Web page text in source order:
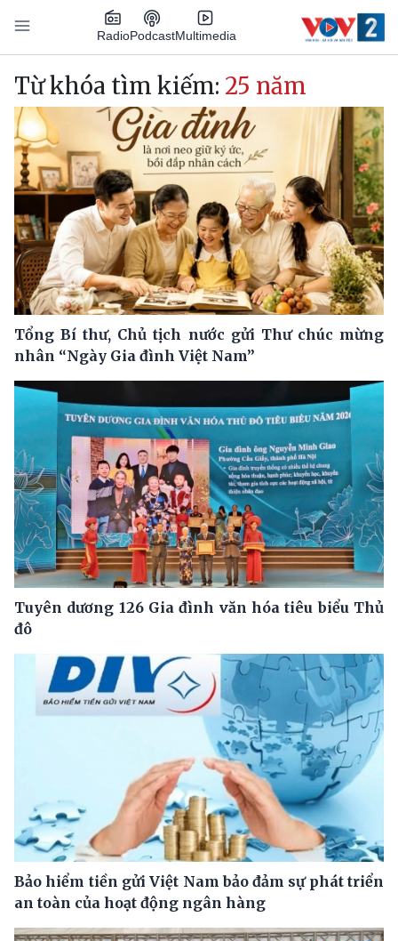
Nhảy đến nội dung
RadioPodcastMultimedia
Main navigation
Từ khóa tìm kiếm: 25 năm
Tổng Bí thư, Chủ tịch nước gửi Thư chúc mừng
nhân “Ngày Gia đình Việt Nam”
Tuyên dương 126 Gia đình văn hóa tiêu biểu Thủ
đô
Bảo hiểm tiền gửi Việt Nam bảo đảm sự phát triển
an toàn của hoạt động ngân hàng